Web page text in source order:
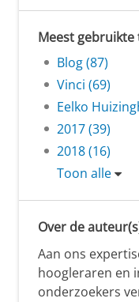
Meest gebruikte
Blog (87)
Vinci (69)
Eelko
2017 (39)
2018 (16)
Toon alle
Over de
Aan ons
hoogleraren en
onderzoekers